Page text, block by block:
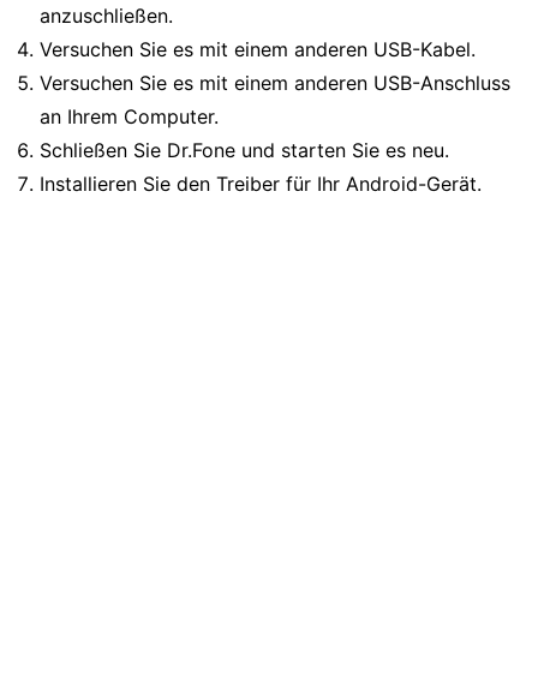
anzuschließen.
Versuchen Sie es mit einem anderen USB-Kabel.
Versuchen Sie es mit einem anderen USB-Anschluss
an Ihrem Computer.
Schließen Sie Dr.Fone und starten Sie es neu.
Installieren Sie den Treiber für Ihr Android-Gerät.